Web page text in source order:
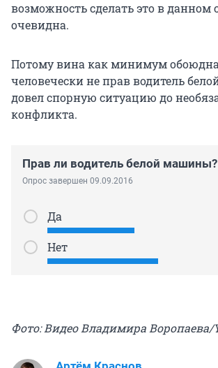
возможность сделать это в данном
очевидна.
Потому вина как минимум
человечески не прав водитель
довел спорную ситуацию до
конфликта.
Прав ли водитель белой машины?
Опрос завершен 09.09.2016
Да
Нет
Фото: Видео Владимира Воропаева/